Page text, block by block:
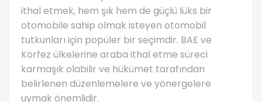
ithal etmek, hem şık hem de güçlü lüks bir
otomobile sahip olmak isteyen otomobil
tutkunları için popüler bir seçimdir. BAE ve
Körfez ülkelerine araba ithal etme süreci
karmaşık olabilir ve hükümet tarafından
belirlenen düzenlemelere ve yönergelere
uymak önemlidir.